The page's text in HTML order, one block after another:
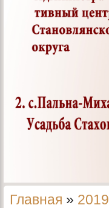
Главная » 2019